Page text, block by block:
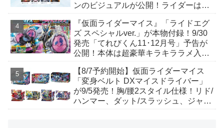
ンのビジュアルが公開！ライダーは子
『仮面ライダーマイス』「ライドエグ
ズ スペシャルver.」が本物付録！9/30
発売「てれびくん11･12月号」予告が
公開！本体は超豪華キラキララメ入
音声が！
【8/7予約開始】仮面ライダーマイス
「変身ベルト DXマイスドライバー」
が9/5発売！胸/腰2スタイル仕様！リド/
ハンマー、ダット/スラッシュ、ジャ